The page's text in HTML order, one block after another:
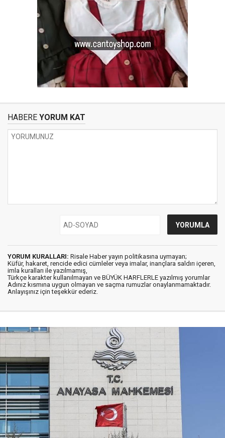
HABERE YORUM KAT
YORUM KURALLARI: Risale Haber yayın politikasına uymayan;
Küfür, hakaret, rencide edici cümleler veya imalar, inançlara saldırı içeren,
imla kuralları ile yazılmamış,
Türkçe karakter kullanılmayan ve BÜYÜK HARFLERLE yazılmış yorumlar
Adınız kısmına uygun olmayan ve saçma rumuzlar onaylanmamaktadır.
Anlayışınız için teşekkür ederiz.